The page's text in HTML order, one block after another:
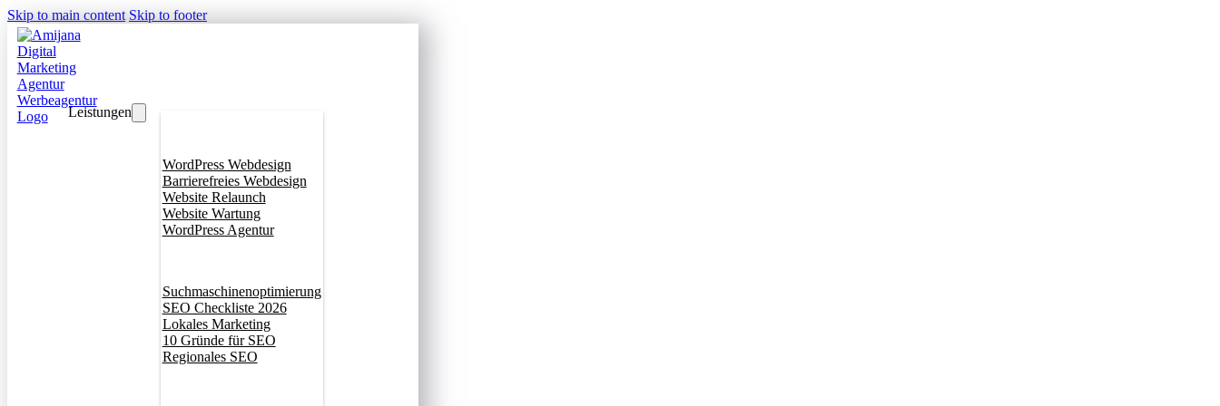
Skip to main content Skip to footer
Leistungen
WordPress Webdesign
Barrierefreies Webdesign
Website Relaunch
Website Wartung
WordPress Agentur
Suchmaschinenoptimierung
SEO Checkliste 2026
Lokales Marketing
10 Gründe für SEO
Regionales SEO